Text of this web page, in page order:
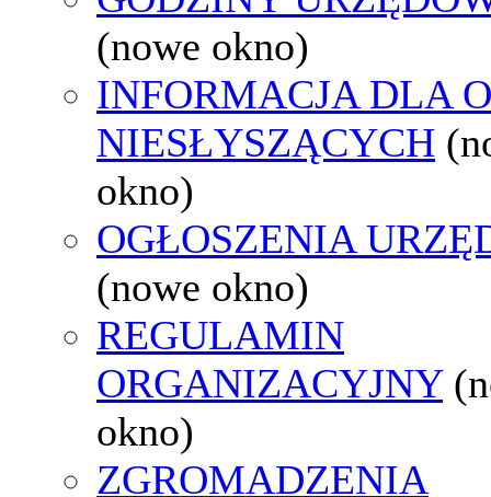
(nowe okno)
INFORMACJA DLA
NIESŁYSZĄCYCH
okno)
OGŁOSZENIA
(nowe okno)
REGULAMIN
ORGANIZACYJNY
okno)
ZGROMADZENIA